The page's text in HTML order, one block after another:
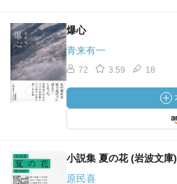
爆心
青来有一
72 3.59 18
小説集 夏の花 (岩波文庫)
原民喜